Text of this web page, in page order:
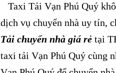
Taxi Tải Vạn Phú Quý
dịch vụ chuyển nhà uy tín,
Tải chuyển nhà giá rẻ tại
taxi tải Vạn Phú Quý cùng